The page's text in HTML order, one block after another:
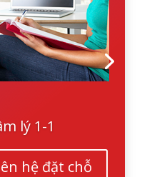
lý 1-1
hệ đặt chỗ